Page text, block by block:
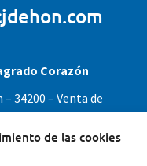
de las cookies
Corazón
34200 – Venta de
979770649